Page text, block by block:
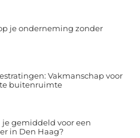
je onderneming zonder
Vakmanschap voor
buitenruimte
je gemiddeld voor een
in Den Haag?